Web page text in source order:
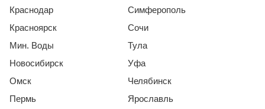
Краснодар
Красноярск
Мин. Воды
Новосибирск
Омск
Пермь
Симферополь
Сочи
Тула
Уфа
Челябинск
Ярославль